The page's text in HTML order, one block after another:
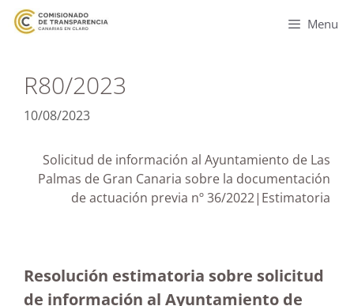
Menu
R80/2023
10/08/2023
Solicitud de información al Ayuntamiento de Las
Palmas de Gran Canaria sobre la documentación
de actuación previa nº 36/2022|Estimatoria
Resolución estimatoria sobre solicitud
de información al Ayuntamiento de